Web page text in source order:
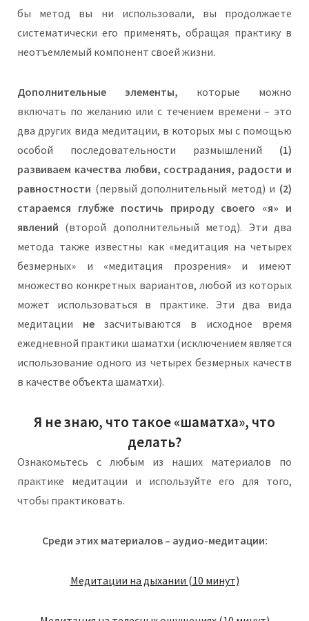
бы метод вы ни использовали, вы продолжаете
систематически его применять, обращая практику в
неотъемлемый компонент своей жизни.
Дополнительные элементы, которые можно
включать по желанию или с течением времени – это
два других вида медитации, в которых мы с помощью
особой последовательности размышлений (1)
развиваем качества любви, сострадания, радости и
равностности (первый дополнительный метод) и (2)
стараемся глубже постичь природу своего «я» и
явлений (второй дополнительный метод). Эти два
метода также известны как «медитация на четырех
безмерных» и «медитация прозрения» и имеют
множество конкретных вариантов, любой из которых
может использоваться в практике. Эти два вида
медитации не засчитываются в исходное время
ежедневной практики шаматхи (исключением является
использование одного из четырех безмерных качеств
в качестве объекта шаматхи).
Я не знаю, что такое «шаматха», что
делать?
Ознакомьтесь с любым из наших материалов по
практике медитации и используйте его для того,
чтобы практиковать.
Среди этих материалов – аудио-медитации:
Медитации на дыхании (10 минут)